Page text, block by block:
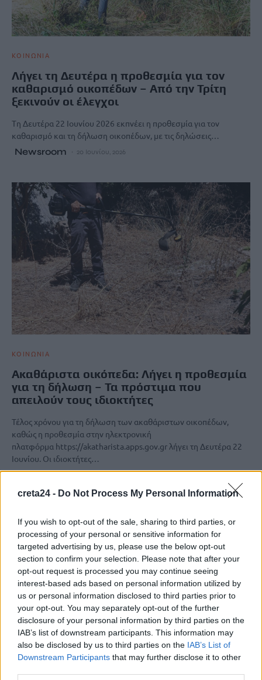
creta24 - Do Not Process My Personal Information
If you wish to opt-out of the sale, sharing to third parties, or
processing of your personal or sensitive information for
targeted advertising by us, please use the below opt-out
section to confirm your selection. Please note that after your
opt-out request is processed you may continue seeing
interest-based ads based on personal information utilized by
us or personal information disclosed to third parties prior to
your opt-out. You may separately opt-out of the further
disclosure of your personal information by third parties on the
IAB’s list of downstream participants. This information may
also be disclosed by us to third parties on the IAB’s List of
Downstream Participants that may further disclose it to other
ΚΟΙΝΩΝΙΑ
Λήγει τη Δευτέρα η προθεσμία για τον
καθαρισμό οικοπέδων – Από την Τρίτη
ξεκινούν οι έλεγχοι
Tη Δευτέρα 22 Ιουνίου 2026 εκπνέει η προθεσμία για τον
καθαρισμό και τη δήλωση οικοπέδων, με τις δηλώσεις…
Newsroom 20 Ιουνίου, 2026
ΚΟΙΝΩΝΙΑ
Ακαθάριστα οικόπεδα: Λήγει η προθεσμία
για τη δήλωση – Τα πρόστιμα που
απειλούν τους ιδιοκτήτες
Τέλος χρόνου για τη δήλωση των ακαθάριστων οικοπέδων,
καθώς η προθεσμία στην ηλεκτρονική
πλατφόρμα https://akatharista.apps.gov.gr λήγει τη Δευτέρα 22
Ιουνίου. Οι ιδιοκτήτες…
Newsroom 19 Ιουνίου, 2026
ΚΟΙΝΩΝΙΑ